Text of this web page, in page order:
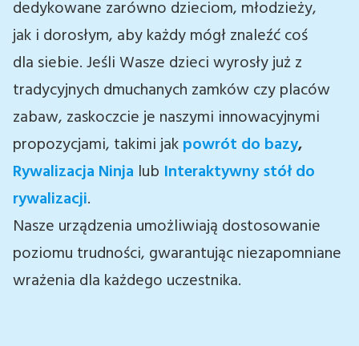
dedykowane zarówno dzieciom, młodzieży,
jak i dorosłym, aby każdy mógł znaleźć coś
dla siebie. Jeśli Wasze dzieci wyrosły już z
tradycyjnych dmuchanych zamków czy placów
zabaw, zaskoczcie je naszymi innowacyjnymi
propozycjami, takimi jakpowrót do bazy,
Rywalizacja Ninja lub Interaktywny stół do
rywalizacji.
Nasze urządzenia umożliwiają dostosowanie
poziomu trudności, gwarantując niezapomniane
wrażenia dla każdego uczestnika.